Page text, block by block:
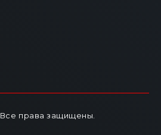
Все права защищены.